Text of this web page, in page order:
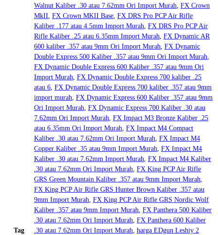
Tag
Walnut Kaliber .30 atau 7.62mm Ori Import Murah, FX Crown
MkII, FX Crown MKII Base, FX DRS Pro PCP Air Rifle
Kaliber .177 atau 4.5mm Import Murah, FX DRS Pro PCP Air
Rifle Kaliber .25 atau 6.35mm Import Murah, FX Dynamic AR
600 kaliber .357 atau 9mm Ori Import Murah, FX Dynamic
Double Express 500 Kaliber .357 atau 9mm Ori Import Murah,
FX Dynamic Double Express 600 Kaliber .357 atau 9mm Ori
Import Murah, FX Dynamic Double Express 700 kaliber .25
atau 6, FX Dynamic Double Express 700 kaliber .357 atau 9mm
import murah, FX Dynamic Express 600 Kaliber .357 atau 9mm
Ori Import Murah, FX Dynamic Express 700 Kaliber .30 atau
7.62mm Ori Import Murah, FX Impact M3 Bronze Kaliber .25
atau 6.35mm Ori Import Murah, FX Impact M4 Compact
Kaliber .30 atau 7.62mm Ori Import Murah, FX Impact M4
Copper Kaliber .35 atau 9mm Import Murah, FX Impact M4
Kaliber .30 atau 7.62mm Import Murah, FX Impact M4 Kaliber
.30 atau 7.62mm Ori Import Murah, FX King PCP Air Rifle
GRS Green Mountain Kaliber .357 atau 9mm Import Murah,
FX King PCP Air Rifle GRS Hunter Brown Kaliber .357 atau
9mm Import Murah, FX King PCP Air Rifle GRS Nordic Wolf
Kaliber .357 atau 9mm Import Murah, FX Panthera 500 Kaliber
.30 atau 7.62mm Ori Import Murah, FX Panthera 600 Kaliber
.30 atau 7.62mm Ori Import Murah, harga EDgun Leshiy 2